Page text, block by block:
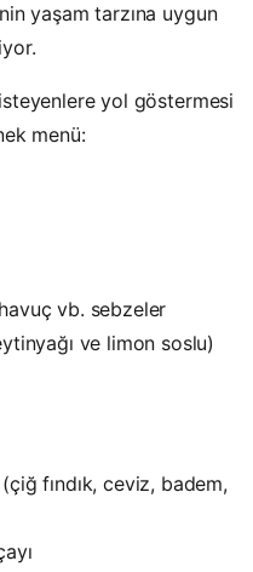
yaşam tarzına uygun
yol göstermesi
menü:
vb. sebzeler
ve limon soslu)
fındık, ceviz, badem,